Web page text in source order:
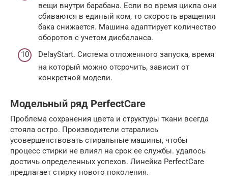
вещи внутри барабана. Если во время цикла они
сбиваются в единый ком, то скорость вращения
бака снижается. Машина адаптирует количество
оборотов с учетом дисбаланса.
DelayStart. Система отложенного запуска, время
на который можно отсрочить, зависит от
конкретной модели.
Модельный ряд PerfectCare
Проблема сохранения цвета и структуры ткани всегда
стояла остро. Производители старались
усовершенствовать стиральные машины, чтобы
процесс стирки не влиял на срок ее службы. удалось
достичь определенных успехов. Линейка PerfectCare
предлагает стирку нового поколения.